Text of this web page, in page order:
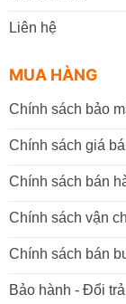
Liên hệ
MUA HÀNG
Chính sách bảo
Chính sách giá
Chính sách bán
Chính sách vận
Chính sách bán
Bảo hành - Đổi trả